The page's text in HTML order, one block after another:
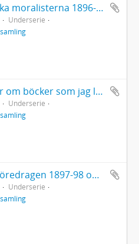
Om de franska moralisterna 1896-97. Del 2.
Underserie
Anteckningar om böcker som jag läst (utom de till arbetet hörande) från september 1897.
Underserie
Material till föredragen 1897-98 om Idéer och salonger under 1700-talet.
Underserie